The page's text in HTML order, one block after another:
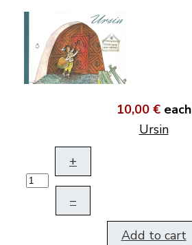
10,00 € each
Ursin
+
–
Add to cart